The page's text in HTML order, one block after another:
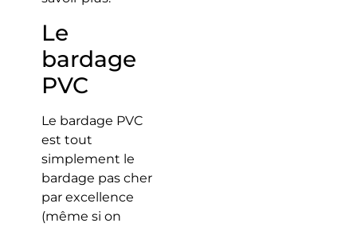
Le
bardage
PVC
Le bardage PVC
est tout
simplement le
bardage pas cher
par excellence
(même si on